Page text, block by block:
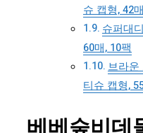
슈 캡형, 42
슈퍼대
60매, 10팩
브라운
티슈 캡형,